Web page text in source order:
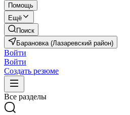
Помощь
Ещё
Поиск
Барановка (Лазаревский район)
Войти
Войти
Создать резюме
Все разделы